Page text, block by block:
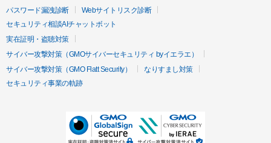
パスワード漏洩診断
Webサイトリスク診断
セキュリティ相談AIチャットボット
実在証明・盗聴対策
サイバー攻撃対策（GMOサイバーセキュリティ byイエラエ）
サイバー攻撃対策（GMO Flatt Security）
なりすまし対策
セキュリティ事業の軌跡